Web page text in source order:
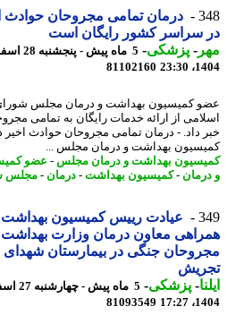
درمان تمامی مجروحان حوادث اخیر
سراسر کشور رایگان است
-پزشکی-
5 ماه پیش - پنجشنبه 28 اسفند
81102160
کمیسیون بهداشت و درمان مجلس شورای
از ارائه خدمات رایگان به تمامی مجروحان
داد. - درمان تمامی مجروحان حوادث اخیر
بهداشت و درمان مجلس ...
بهداشت و درمان مجلس-عضو
-کمیسیون بهداشت -درمان -مجلس
عیادت رییس کمیسیون بهداشت با
معاون درمان وزارت بهداشت از
جنگی در بیمارستان شهدای
-پزشکی-
5 ماه پیش - چهارشنبه 27 اسفند
81093549